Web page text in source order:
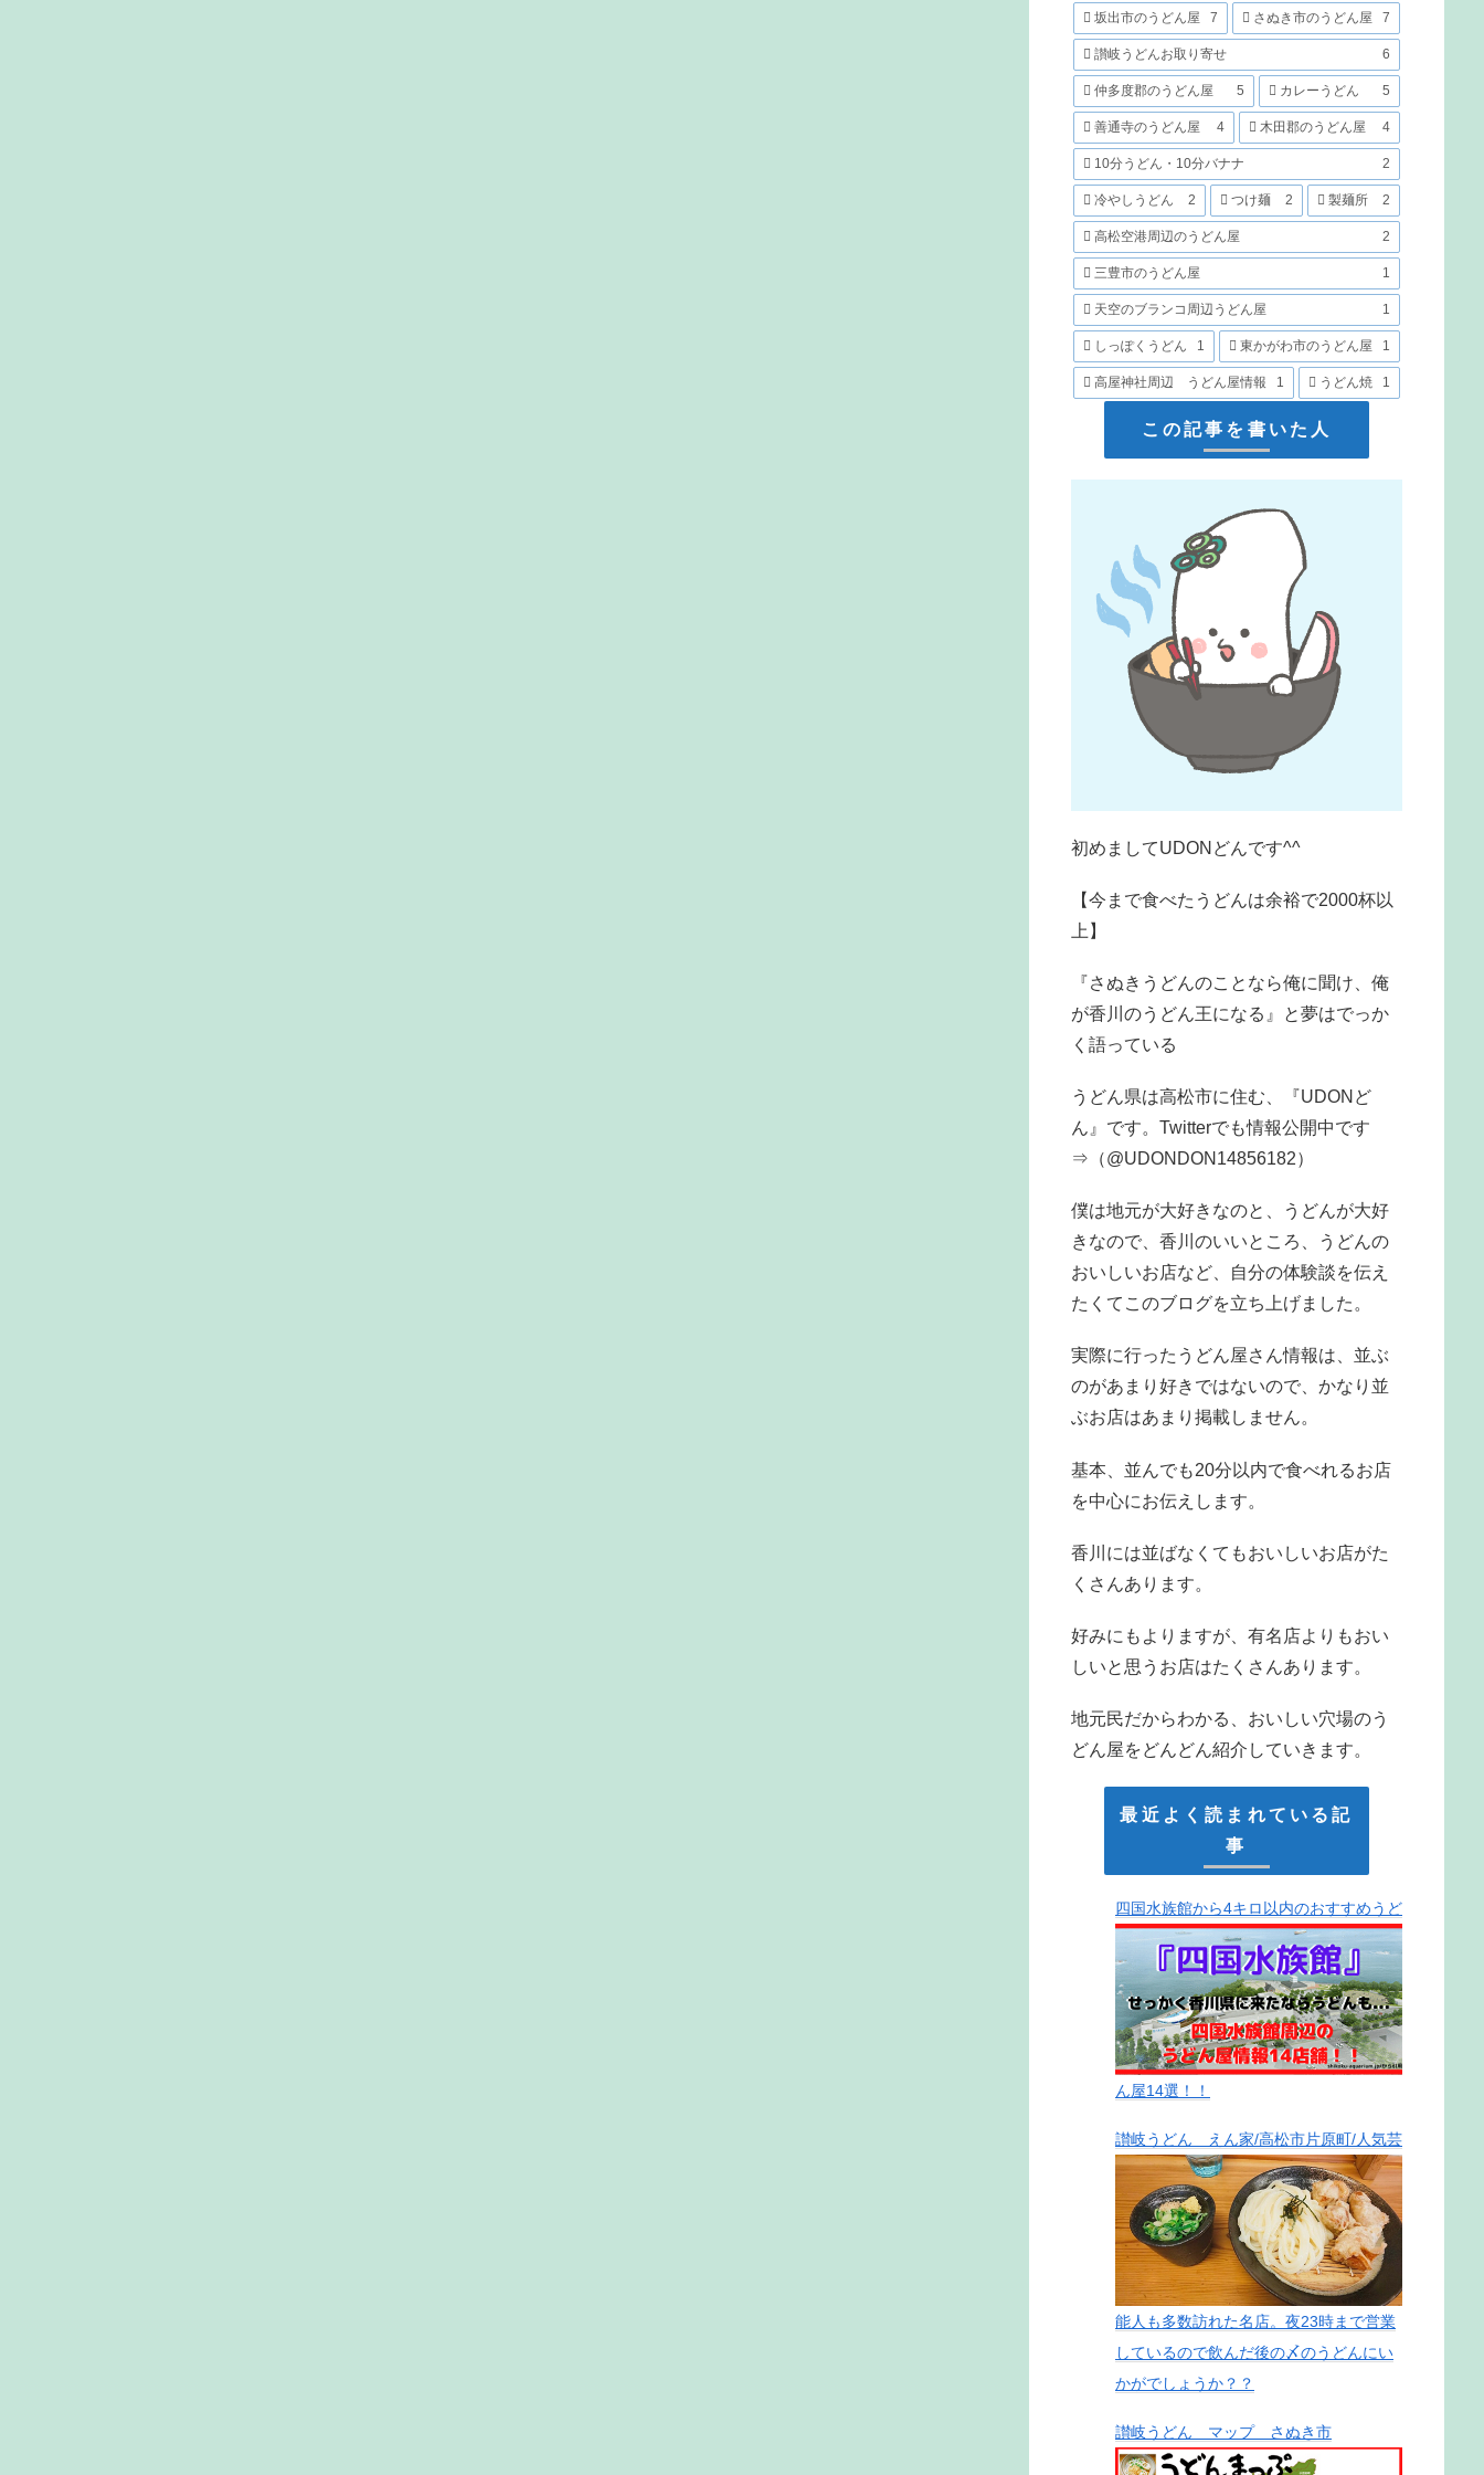
坂出市のうどん屋 7 さぬき市のうどん屋 7
讃岐うどんお取り寄せ 6
仲多度郡のうどん屋 5 カレーうどん 5
善通寺のうどん屋 4 木田郡のうどん屋 4
10分うどん・10分バナナ 2
冷やしうどん 2 つけ麺 2 製麺所 2
高松空港周辺のうどん屋 2
三豊市のうどん屋 1
天空のブランコ周辺うどん屋 1
しっぽくうどん 1 東かがわ市のうどん屋 1
高屋神社周辺 うどん屋情報 1 うどん焼 1
この記事を書いた人
初めましてUDONどんです^^
【今まで食べたうどんは余裕で2000杯以
上】
『さぬきうどんのことなら俺に聞け、俺
が香川のうどん王になる』と夢はでっか
く語っている
うどん県は高松市に住む、『UDONど
ん』です。Twitterでも情報公開中です
⇒（@UDONDON14856182）
僕は地元が大好きなのと、うどんが大好
きなので、香川のいいところ、うどんの
おいしいお店など、自分の体験談を伝え
たくてこのブログを立ち上げました。
実際に行ったうどん屋さん情報は、並ぶ
のがあまり好きではないので、かなり並
ぶお店はあまり掲載しません。
基本、並んでも20分以内で食べれるお店
を中心にお伝えします。
香川には並ばなくてもおいしいお店がた
くさんあります。
好みにもよりますが、有名店よりもおい
しいと思うお店はたくさんあります。
地元民だからわかる、おいしい穴場のう
どん屋をどんどん紹介していきます。
最近よく読まれている記
事
四国水族館から4キロ以内のおすすめうど
ん屋14選！！
讃岐うどん えん家/高松市片原町/人気芸
能人も多数訪れた名店。夜23時まで営業
しているので飲んだ後の〆のうどんにい
かがでしょうか？？
讃岐うどん マップ さぬき市